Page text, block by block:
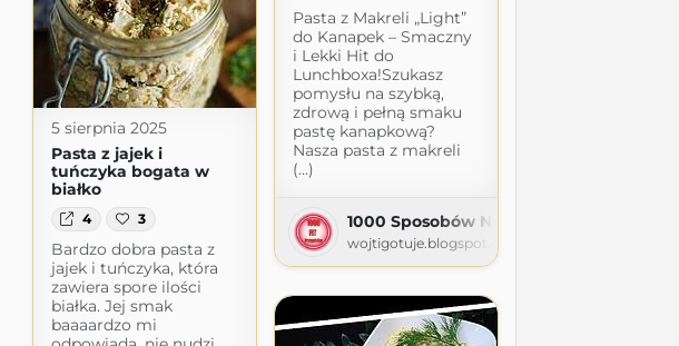
Pasta z Makreli „Light”
do Kanapek – Smaczny
i Lekki Hit do
Lunchboxa!Szukasz
pomysłu na szybką,
zdrową i pełną smaku
pastę kanapkową?
Nasza pasta z makreli
(...)
1000 Sposobów Na Proste Tanie Fit Dania
wojtigotuje.blogspot.com
5 sierpnia 2025
Pasta z jajek i
tuńczyka bogata w
białko
4 3
Bardzo dobra pasta z
jajek i tuńczyka, która
zawiera spore ilości
białka. Jej smak
baaaardzo mi